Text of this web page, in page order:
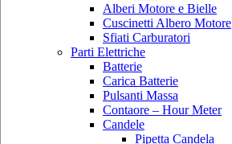
Alberi Motore e Bielle
Cuscinetti Albero Motore
Sfiati Carburatori
Parti Elettriche
Batterie
Carica Batterie
Pulsanti Massa
Contaore – Hour Meter
Candele
Pipetta Candela